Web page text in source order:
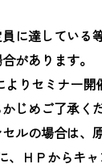
に達している
があります。
りセミナー開
じめご了承く
ルの場合は、
、ＨＰからキ